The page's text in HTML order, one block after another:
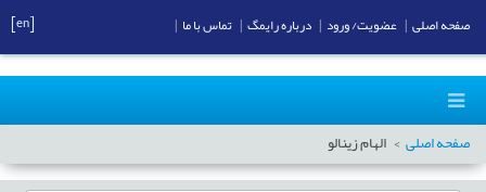
صفحه اصلی الهام زینالو
صفحه اصلی عضویت/ ورود درباره رایمگ تماس با ما